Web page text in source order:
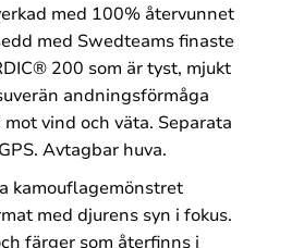
med 100% återvunnet
med Swedteams finaste
200 som är tyst, mjukt
andningsförmåga
vind och väta. Separata
Avtagbar huva.
kamouflagemönstret
med djurens syn i fokus.
färger som återfinns i